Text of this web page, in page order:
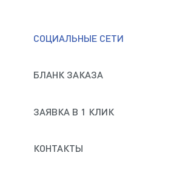
СОЦИАЛЬНЫЕ СЕТИ
БЛАНК ЗАКАЗА
ЗАЯВКА В 1 КЛИК
КОНТАКТЫ